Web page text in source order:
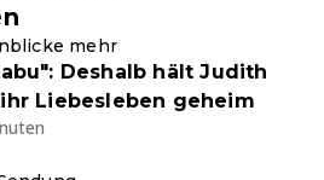
mehr
Deshalb hält Judith
ihr Liebesleben geheim